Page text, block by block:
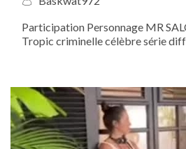
Participation Personnage MR SALOMON Saison 7
Tropic criminelle célèbre série